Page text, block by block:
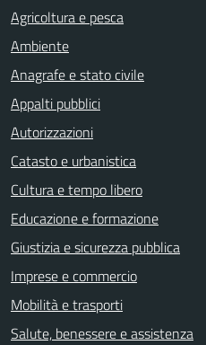
Agricoltura e pesca
Ambiente
Anagrafe e stato civile
Appalti pubblici
Autorizzazioni
Catasto e urbanistica
Cultura e tempo libero
Educazione e formazione
Giustizia e sicurezza pubblica
Imprese e commercio
Mobilità e trasporti
Salute, benessere e assistenza